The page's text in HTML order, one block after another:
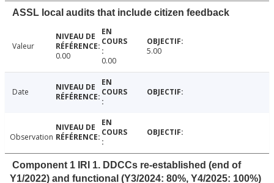
ASSL local audits that include citizen feedback
Valeur
0.00
0.00
5.00
Date
Observation
Component 1 IRI 1. DDCCs re-established (end of
Y1/2022) and functional (Y3/2024: 80%, Y4/2025: 100%)